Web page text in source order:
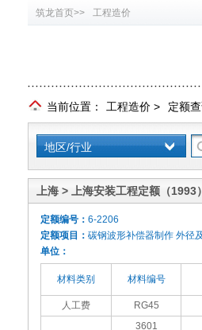
筑龙首页>> 工程造价
当前位置： 工程造价 > 定额
地区/行业
上海 > 上海安装工程定额（1993）
定额编号： 6-2206
定额项目： 碳钢波形补偿器制作 外径
单位：
材料类别 材料编号
人工费 RG45
3601